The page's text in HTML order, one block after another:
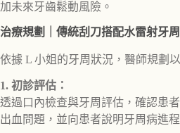
加未來牙齒鬆動風險。
治療規劃｜傳統刮刀搭配水雷射牙
依據 L 小姐的牙周狀況，醫師規劃
1. 初診評估：
透過口內檢查與牙周評估，確認患
出血問題，並向患者說明牙周病進